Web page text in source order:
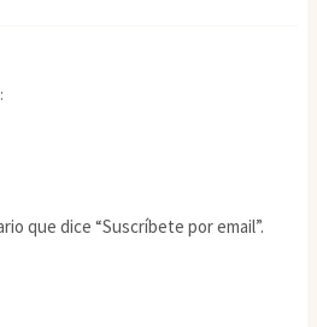
que dice “Suscríbete por email”.